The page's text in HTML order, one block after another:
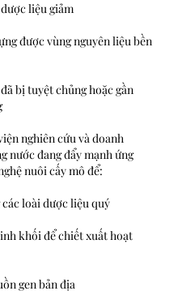
liệu giảm
được vùng nguyên liệu bền
bị tuyệt chủng hoặc gần
nghiên cứu và doanh
nước đang đẩy mạnh ứng
nuôi cấy mô để:
loài dược liệu quý
khối để chiết xuất hoạt
gen bản địa